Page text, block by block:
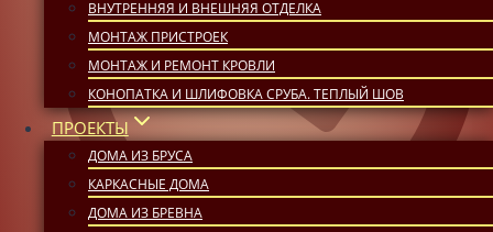
ВНУТРЕННЯЯ И ВНЕШНЯЯ ОТДЕЛКА
МОНТАЖ ПРИСТРОЕК
МОНТАЖ И РЕМОНТ КРОВЛИ
КОНОПАТКА И ШЛИФОВКА СРУБА. ТЕПЛЫЙ ШОВ
ПРОЕКТЫ
ДОМА ИЗ БРУСА
КАРКАСНЫЕ ДОМА
ДОМА ИЗ БРЕВНА